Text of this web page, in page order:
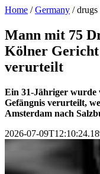
Home /Germany /drugs
Mann mit 75
Kölner
verurteilt
Ein 31-Jähriger wurde
Gefängnis verurteilt,
Amsterdam nach
2026-07-